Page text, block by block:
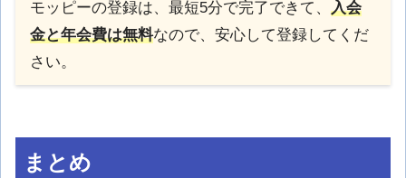
モッピーの登録は、最短5分で完了できて、 入会
金と年会費は無料なので、安心して登録してくだ
さい。
まとめ